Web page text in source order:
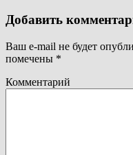
Добавить
Ваш e-mail не будет
помечены *
Комментарий